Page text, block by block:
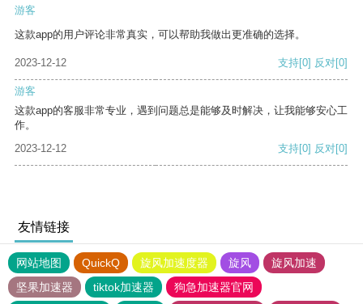
游客
这款app的用户评论非常真实，可以帮助我做出更准确的选择。
2023-12-12 支持[0] 反对[0]
游客
这款app的客服非常专业，遇到问题总是能够及时解决，让我能够安心工
作。
2023-12-12
支持[0] 反对[0]
友情链接
网站地图 QuickQ 旋风加速度器 旋风
旋风加速
坚果加速器
tiktok加速器
狗急加速器官网